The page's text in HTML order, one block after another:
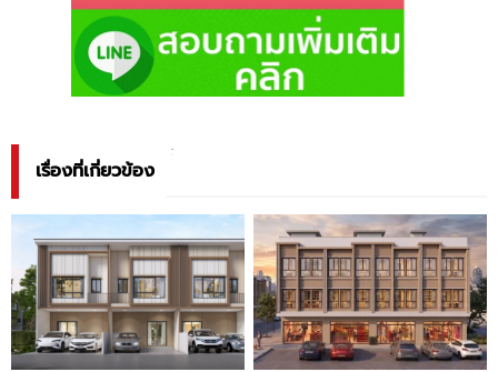
เรื่องที่เกี่ยวข้อง